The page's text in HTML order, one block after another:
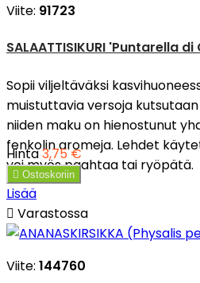
Viite: 91723
SALAATTISIKURI 'Puntarella
Sopii viljeltäväksi
muistuttavia versoja
niiden maku on hienostunut
fenkolin aromeja. Lehdet
voi myös paahtaa tai ryöpätä.
Hinta3,75 €
 Ostoskoriin
Lisää
 Varastossa
Viite: 144760